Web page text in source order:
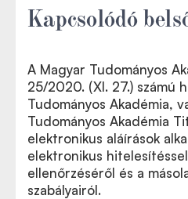
Kapcsolódó
A Magyar Tudományos
25/2020. (XI. 27.) számú
Tudományos Akadémia,
Tudományos Akadémia
elektronikus aláírások
elektronikus
ellenőrzéséről és a
szabályairól.